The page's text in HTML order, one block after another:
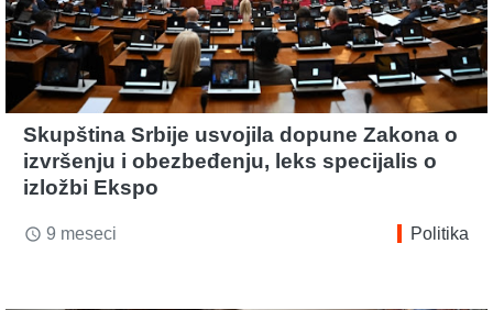
Skupština Srbije usvojila dopune Zakona o
izvršenju i obezbeđenju, leks specijalis o
izložbi Ekspo
access_time 9 meseci Politika